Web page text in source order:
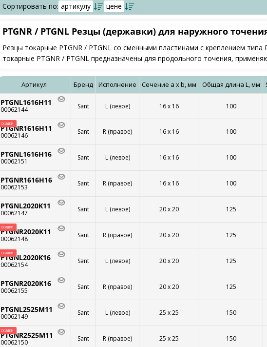
Сортировать по: артикулу цене
PTGNR / PTGNL Резцы (державки) для наружного
Резцы токарные PTGNR / PTGNL со сменными пластинами с креплением
токарные PTGNR / PTGNL предназначены для продольного точения,
Артикул Бренд Исполнение Сечение a x b, мм Общая длина L, мм
PTGNL1616H11
00062144 Sant L (левое) 16 x 16 100
СКИДКИ
PTGNR1616H11
00062146 Sant R (правое) 16 x 16 100
PTGNL1616H16
00062151 Sant L (левое) 16 x 16 100
PTGNR1616H16
00062153 Sant R (правое) 16 x 16 100
PTGNL2020K11
00062147 Sant L (левое) 20 x 20 125
СКИДКИ
PTGNR2020K11
00062148 Sant R (правое) 20 x 20 125
СКИДКИ
PTGNL2020K16
00062154 Sant L (левое) 20 x 20 125
PTGNR2020K16
00062155 Sant R (правое) 20 x 20 125
PTGNL2525M11
00062149 Sant L (левое) 25 x 25 150
СКИДКИ
PTGNR2525M11
00062150 Sant R (правое) 25 x 25 150